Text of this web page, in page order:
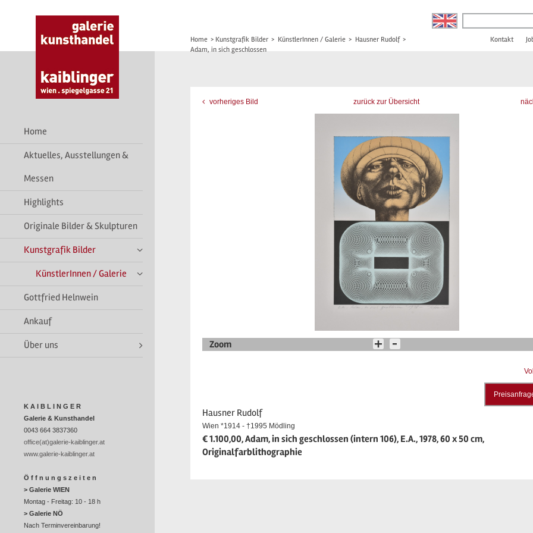
Home
Aktuelles, Ausstellungen &
Messen
Highlights
Originale Bilder & Skulpturen
Kunstgrafik Bilder
KünstlerInnen / Galerie
Gottfried Helnwein
Ankauf
Über uns
K A I B L I N G E R
Galerie & Kunsthandel
0043 664 3837360
office(at)galerie-kaiblinger.at
www.galerie-kaiblinger.at
Ö f f n u n g s z e i t e n
> Galerie WIEN
Montag - Freitag: 10 - 18 h
> Galerie NÖ
Nach Terminvereinbarung!
Home > Kunstgrafik Bilder > KünstlerInnen / Galerie > Hausner Rudolf >
Adam, in sich geschlossen
Kontakt
vorheriges Bild zurück zur Übersicht
Zoom
Hausner Rudolf
Wien *1914 - †1995 Mödling
€ 1.100,00, Adam, in sich geschlossen (intern 106), E.A., 1978, 60 x 50 cm,
Originalfarblithographie